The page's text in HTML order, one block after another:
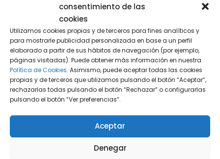
consentimiento de las
cookies
Utilizamos cookies propias y de terceros para fines analíticos y
para mostrarle publicidad personalizada en base a un perfil
elaborado a partir de sus hábitos de navegación (por ejemplo,
páginas visitadas). Puede obtener más información en nuestra
Política de Cookies. Asimismo, puede aceptar todas las cookies
propias y de terceros que utilizamos pulsando el botón “Aceptar”,
rechazarlas todas pulsando el botón “Rechazar” o configurarlas
pulsando el botón “Ver preferencias”.
Aceptar
Denegar
DiG ABOGADOS
DiG Abogados es un despacho de abogados
multidisciplinar especializado en las materias de
fiscalidad y mercantil. Llevamos más de 50 años al